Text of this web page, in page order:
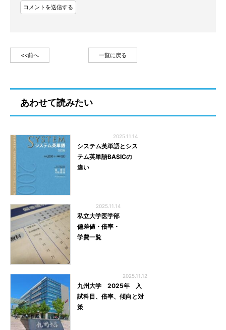
<<前へ 一覧に戻る
あわせて読みたい
2025.11.14
システム英単語とシス
テム英単語BASICの
違い
2025.11.14
私立大学医学部
偏差値・倍率・
学費一覧
2025.11.12
九州大学 2025年 入
試科目、倍率、傾向と対
策